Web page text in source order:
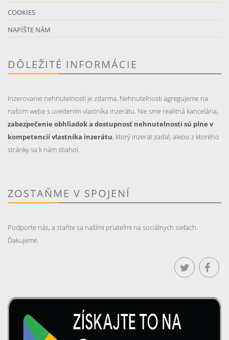
COOKIES
NAPÍŠTE NÁM
DÔLEŽITÉ INFORMÁCIE
Inzerovanie nehnutelností je zdarma. Nehnuteľnosti agregujeme na
našom webe s uvedením vlastníka inzerátu. Nie sme realitná kancelária,
zabezpečenie obhliadok a dostupnosť nehnutelnosti sú plne v
kompetencií vlastníka inzerátu, ktorý inzerát zadal, alebo z ktorého
stránky sa k nám stiahol.
ZOSTAŇME V SPOJENÍ
Podporte nás, a staňte sa našími priateľmi na sociálnych sieťach.
Ďakujeme.